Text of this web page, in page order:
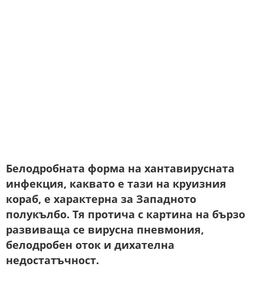
Белодробната форма на хантавирусната
инфекция, каквато е тази на круизния
кораб, е характерна за Западното
полукълбо. Тя протича с картина на бързо
развиваща се вирусна пневмония,
белодробен оток и дихателна
недостатъчност.